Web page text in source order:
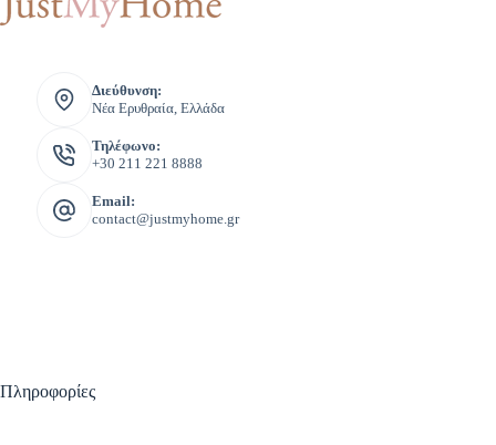
Διεύθυνση:
Νέα Ερυθραία, Ελλάδα
Τηλέφωνο:
+30 211 221 8888
Email:
contact@justmyhome.gr
Πληροφορίες